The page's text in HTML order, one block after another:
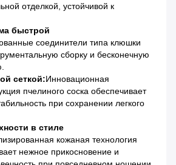
отделкой, устойчивой к
быстрой
соединители типа клюшки
сборку и бесконечную
сеткой:Инновационная
пчелиного соска обеспечивает
при сохранении легкого
в стиле
кожаная технология
нежное прикосновение и